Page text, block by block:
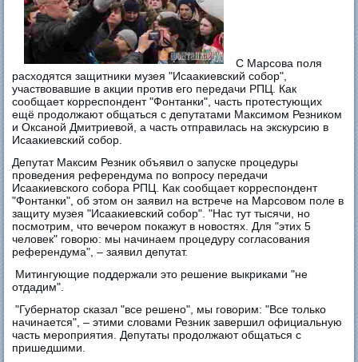
С Марсова поля
расходятся защитники музея "Исаакиевский собор",
участвовавшие в акции против его передачи РПЦ. Как
сообщает корреспондент "Фонтанки", часть протестующих
ещё продолжают общаться с депутатами Максимом Резником
и Оксаной Дмитриевой, а часть отправилась на экскурсию в
Исаакиевский собор.
Депутат Максим Резник объявил о запуске процедуры
проведения референдума по вопросу передачи
Исаакиевского собора РПЦ. Как сообщает корреспондент
"Фонтанки", об этом он заявил на встрече на Марсовом поле в
защиту музея "Исаакиевский собор". "Нас тут тысячи, но
посмотрим, что вечером покажут в новостях. Для "этих 5
человек" говорю: мы начинаем процедуру согласования
референдума", – заявил депутат.
Митингующие поддержали это решение выкриками "не
отдадим".
"Губернатор сказал "все решено", мы говорим: "Все только
начинается", – этими словами Резник завершил официальную
часть мероприятия. Депутаты продолжают общаться с
пришедшими.